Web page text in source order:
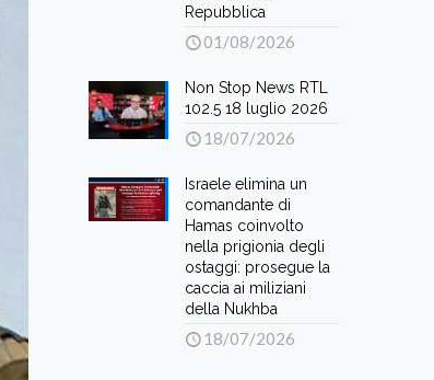
Repubblica
01/08/2026
Non Stop News RTL
102.5 18 luglio 2026
18/07/2026
Israele elimina un
comandante di
Hamas coinvolto
nella prigionia degli
ostaggi: prosegue la
caccia ai miliziani
della Nukhba
18/07/2026